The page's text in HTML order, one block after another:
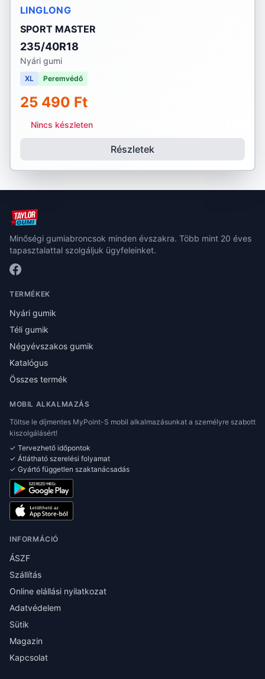
LINGLONG
SPORT MASTER
235/40R18
Nyári gumi
XL Peremvédő
25 490 Ft
Nincs készleten
Részletek
Minőségi gumiabroncsok minden évszakra. Több mint 20 éves
tapasztalattal szolgáljuk ügyfeleinket.
TERMÉKEK
Nyári gumik
Téli gumik
Négyévszakos gumik
Katalógus
Összes termék
MOBIL ALKALMAZÁS
Töltse le díjmentes MyPoint-S mobil alkalmazásunkat a személyre szabott
kiszolgálásért!
✓ Tervezhető időpontok
✓ Átlátható szerelési folyamat
✓ Gyártó független szaktanácsadás
INFORMÁCIÓ
ÁSZF
Szállítás
Online elállási nyilatkozat
Adatvédelem
Sütik
Magazin
Kapcsolat